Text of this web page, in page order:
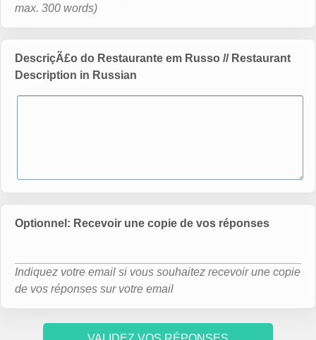
max. 300 words)
DescriçÃ£o do Restaurante em Russo // Restaurant
Description in Russian
Optionnel: Recevoir une copie de vos réponses
Indiquez votre email si vous souhaitez recevoir une copie
de vos réponses sur votre email